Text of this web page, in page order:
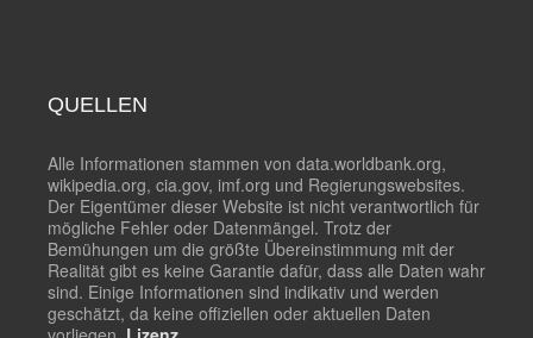
QUELLEN
Alle Informationen stammen von data.worldbank.org,
wikipedia.org, cia.gov, imf.org und Regierungswebsites.
Der Eigentümer dieser Website ist nicht verantwortlich für
mögliche Fehler oder Datenmängel. Trotz der
Bemühungen um die größte Übereinstimmung mit der
Realität gibt es keine Garantie dafür, dass alle Daten wahr
sind. Einige Informationen sind indikativ und werden
geschätzt, da keine offiziellen oder aktuellen Daten